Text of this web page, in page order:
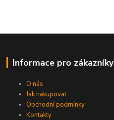
Informace pro zákazníky
O nás
Jak nakupovat
Obchodní podmínky
Kontakty